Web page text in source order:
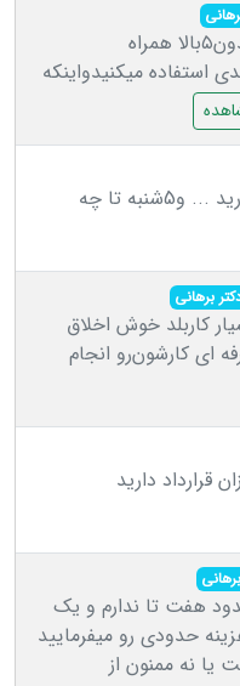
سلام وقتتون بخیرهزینه ایمپلنت دندون۵بالا همراه
استفاده میکنیدواینکه
سلام با بیمه تکمیلی ایران قرارداد دارید ... و5شنبه تا چه
برهانی
کاربلد خوش اخلاق
ای کارشون‌رو انجام
قرارداد دارید
هفت تا ندارم و یک
حدودی رو میفرمایید
نه ممنون از